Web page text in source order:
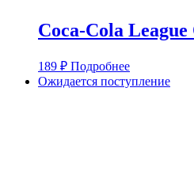
Coca-Cola League
189 ₽ Подробнее
Ожидается поступление